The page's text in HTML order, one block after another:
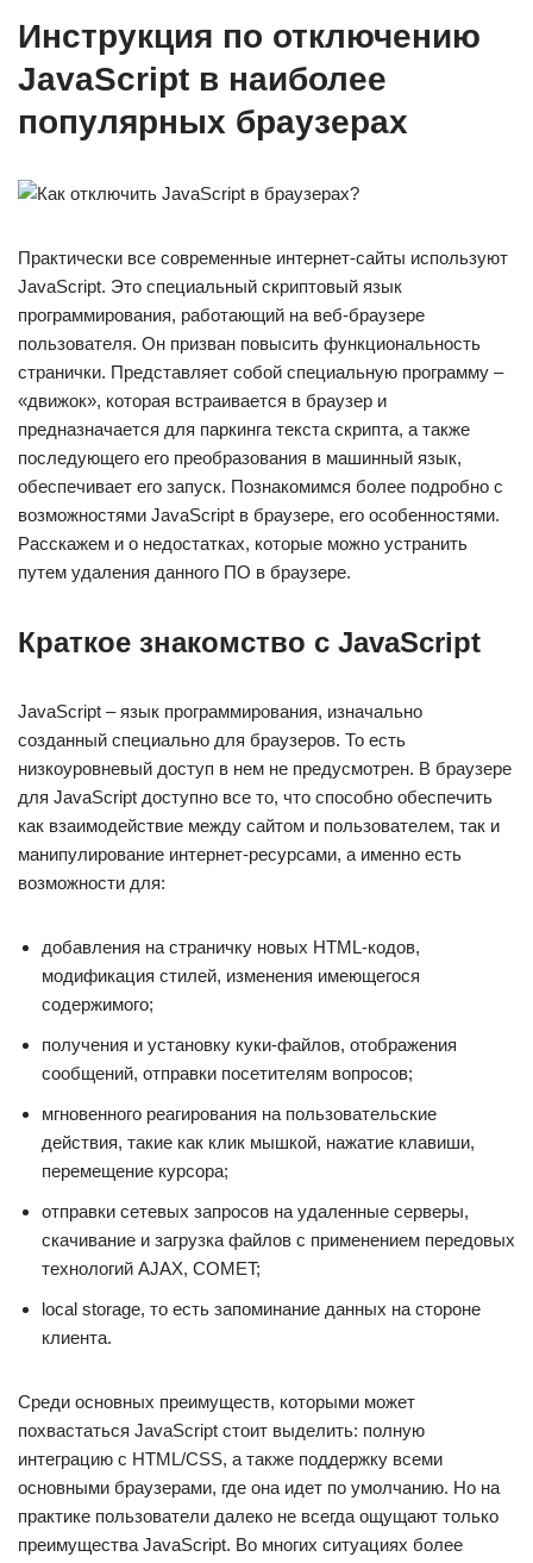
Инструкция по отключению
JavaScript в наиболее
популярных браузерах
Практически все современные интернет-сайты используют
JavaScript. Это специальный скриптовый язык
программирования, работающий на веб-браузере
пользователя. Он призван повысить функциональность
странички. Представляет собой специальную программу –
«движок», которая встраивается в браузер и
предназначается для паркинга текста скрипта, а также
последующего его преобразования в машинный язык,
обеспечивает его запуск. Познакомимся более подробно с
возможностями JavaScript в браузере, его особенностями.
Расскажем и о недостатках, которые можно устранить
путем удаления данного ПО в браузере.
Краткое знакомство с JavaScript
JavaScript – язык программирования, изначально
созданный специально для браузеров. То есть
низкоуровневый доступ в нем не предусмотрен. В браузере
для JavaScript доступно все то, что способно обеспечить
как взаимодействие между сайтом и пользователем, так и
манипулирование интернет-ресурсами, а именно есть
возможности для:
добавления на страничку новых HTML-кодов,
модификация стилей, изменения имеющегося
содержимого;
получения и установку куки-файлов, отображения
сообщений, отправки посетителям вопросов;
мгновенного реагирования на пользовательские
действия, такие как клик мышкой, нажатие клавиши,
перемещение курсора;
отправки сетевых запросов на удаленные серверы,
скачивание и загрузка файлов с применением передовых
технологий AJAX, COMET;
local storage, то есть запоминание данных на стороне
клиента.
Среди основных преимуществ, которыми может
похвастаться JavaScript стоит выделить: полную
интеграцию с HTML/CSS, а также поддержку всеми
основными браузерами, где она идет по умолчанию. Но на
практике пользователи далеко не всегда ощущают только
преимущества JavaScript. Во многих ситуациях более